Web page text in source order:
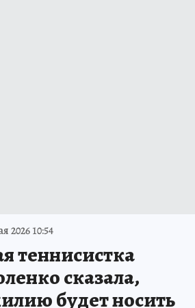
2026 10:54
теннисистка
сказала,
будет носить